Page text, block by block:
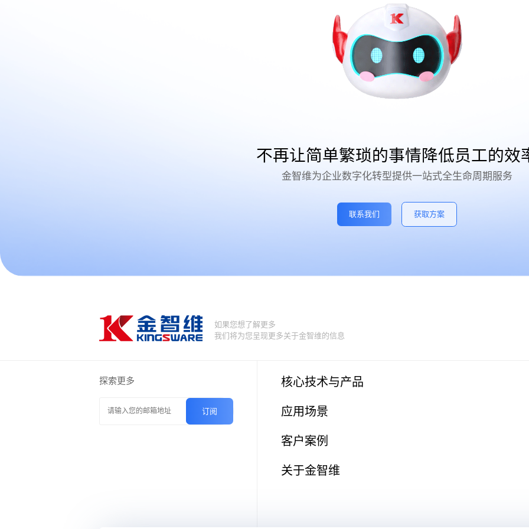
不再让简单繁琐的事情降低员工的效
金智维为企业数字化转型提供一站式全生命周期服务
联系我们 获取方案
如果您想了解更多
我们将为您呈现更多关于金智维的信息
探索更多 核心技术与产品
应用场景
客户案例
关于金智维